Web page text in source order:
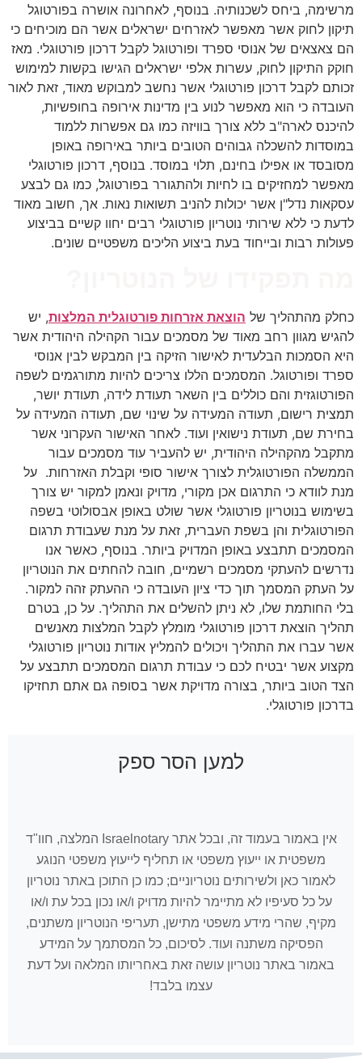
מרשימה, ביחס לשכנותיה. בנוסף, לאחרונה אושרה בפורטוגל
תיקון לחוק אשר מאפשר לאזרחים ישראלים אשר הם מוכיחים כי
הם צאצאים של אנוסי ספרד ופורטוגל לקבל דרכון פורטוגלי. מאז
חוקק התיקון לחוק, עשרות אלפי ישראלים הגישו בקשות למימוש
זכותם לקבל דרכון פורטוגלי אשר נחשב למבוקש מאוד, זאת לאור
העובדה כי הוא מאפשר לנוע בין מדינות אירופה בחופשיות,
להיכנס לארה"ב ללא צורך בוויזה כמו גם אפשרות ללמוד
במוסדות להשכלה גבוהים הטובים ביותר באירופה באופן
מסובסד או אפילו בחינם, תלוי במוסד. בנוסף, דרכון פורטוגלי
מאפשר למחזיקים בו לחיות ולהתגורר בפורטוגל, כמו גם לבצע
עסקאות נדל"ן אשר יכולות להניב תשואות נאות. אך, חשוב מאוד
לדעת כי ללא שירותי נוטריון פורטוגלי רבים יחוו קשיים בביצוע
פעולות רבות ובייחוד בעת ביצוע הליכים משפטיים שונים.
כחלק מהתהליך של הוצאת אזרחות פורטוגלית המלצות, יש
להגיש מגוון רחב מאוד של מסמכים עבור הקהילה היהודית אשר
היא הסמכות הבלעדית לאישור הזיקה בין המבקש לבין אנוסי
ספרד ופורטוגל. המסמכים הללו צריכים להיות מתורגמים לשפה
הפורטוגזית והם כוללים בין השאר תעודת לידה, תעודת יושר,
תמצית רישום, תעודה המעידה על שינוי שם, תעודה המעידה על
בחירת שם, תעודת נישואין ועוד. לאחר האישור העקרוני אשר
מתקבל מהקהילה היהודית, יש להעביר עוד מסמכים עבור
הממשלה הפורטוגלית לצורך אישור סופי וקבלת האזרחות. על
מנת לוודא כי התרגום אכן מקורי, מדויק ונאמן למקור יש צורך
בשימוש בנוטריון פורטוגלי אשר שולט באופן אבסולוטי בשפה
הפורטוגלית והן בשפת העברית, זאת על מנת שעבודת תרגום
המסמכים תתבצע באופן המדויק ביותר. בנוסף, כאשר אנו
נדרשים להעתקי מסמכים רשמיים, חובה להחתים את הנוטריון
על העתק המסמך תוך כדי ציון העובדה כי ההעתק זהה למקור.
בלי החותמת שלו, לא ניתן להשלים את התהליך. על כן, בטרם
תהליך הוצאת דרכון פורטוגלי מומלץ לקבל המלצות מאנשים
אשר עברו את התהליך ויכולים להמליץ אודות נוטריון פורטוגלי
מקצוע אשר יבטיח לכם כי עבודת תרגום המסמכים תתבצע על
הצד הטוב ביותר, בצורה מדויקת אשר בסופה גם אתם תחזיקו
בדרכון פורטוגלי.
למען הסר ספק
אין באמור בעמוד זה, ובכל אתר Israelnotary המלצה, חוו"ד
משפטית או ייעוץ משפטי או תחליף לייעוץ משפטי הנוגע
לאמור כאן ולשירותים נוטריוניים; כמו כן התוכן באתר נוטריון
על כל סעיפיו לא מתיימר להיות מדויק ו/או נכון בכל עת ו/או
מקיף, שהרי מידע משפטי מתישן, תעריפי הנוטריון משתנים,
הפסיקה משתנה ועוד. לסיכום, כל המסתמך על המידע
באמור באתר נוטריון עושה זאת באחריותו המלאה ועל דעת
עצמו בלבד!